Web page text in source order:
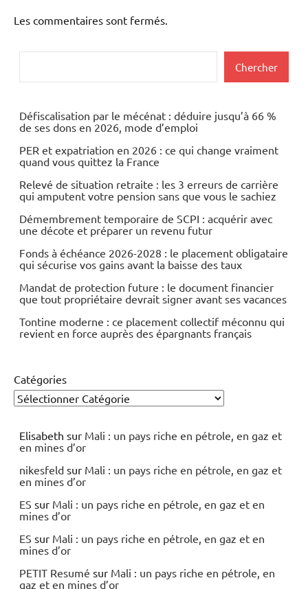
Les commentaires sont fermés.
Chercher
Défiscalisation par le mécénat : déduire jusqu’à 66 %
de ses dons en 2026, mode d’emploi
PER et expatriation en 2026 : ce qui change vraiment
quand vous quittez la France
Relevé de situation retraite : les 3 erreurs de carrière
qui amputent votre pension sans que vous le sachiez
Démembrement temporaire de SCPI : acquérir avec
une décote et préparer un revenu futur
Fonds à échéance 2026-2028 : le placement obligataire
qui sécurise vos gains avant la baisse des taux
Mandat de protection future : le document financier
que tout propriétaire devrait signer avant ses vacances
Tontine moderne : ce placement collectif méconnu qui
revient en force auprès des épargnants français
Catégories
Elisabeth sur Mali : un pays riche en pétrole, en gaz et
en mines d’or
nikesfeld sur Mali : un pays riche en pétrole, en gaz et
en mines d’or
ES sur Mali : un pays riche en pétrole, en gaz et en
mines d’or
ES sur Mali : un pays riche en pétrole, en gaz et en
mines d’or
PETIT Resumé sur Mali : un pays riche en pétrole, en
gaz et en mines d’or